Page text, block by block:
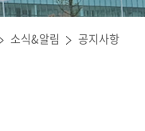
소식&알림 공지사항